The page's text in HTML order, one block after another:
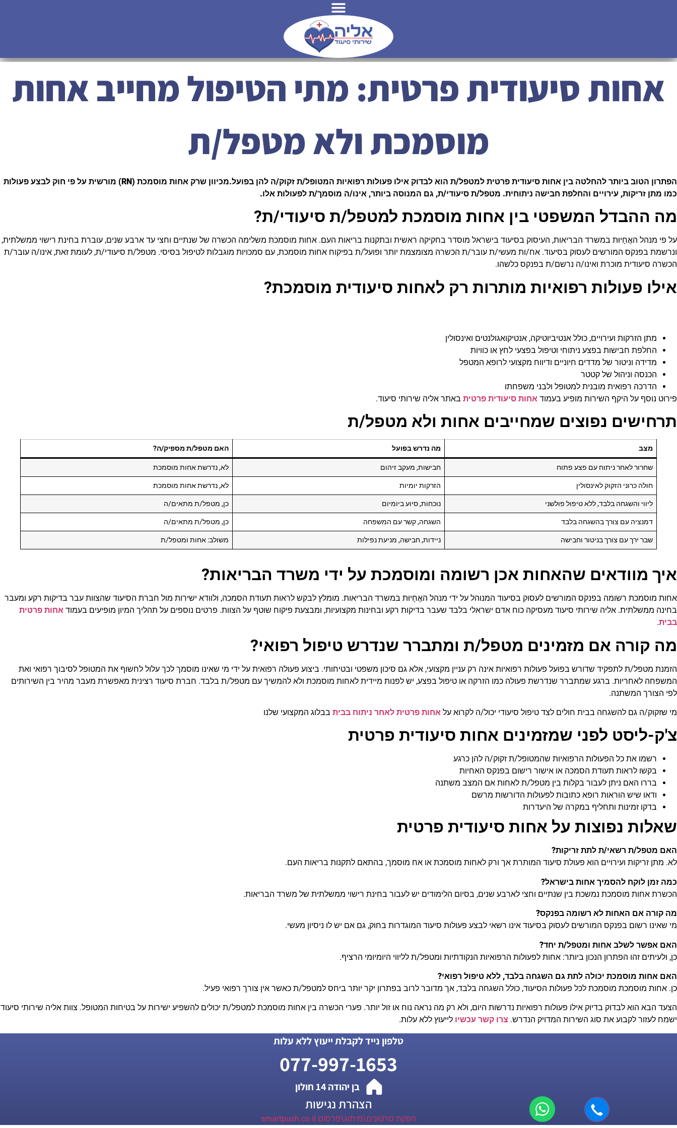
אחות סיעודית פרטית: מתי הטיפול מחייב אחות
מוסמכת ולא מטפל/ת
הפתרון הטוב ביותר להחלטה בין אחות סיעודית פרטית למטפל/ת הוא לבדוק אילו פעולות רפואיות המטופל/ת זקוק/ה להן בפועל.
מכיוון שרק אחות מוסמכת (RN) מורשית על פי חוק לבצע פעולות
כמו מתן זריקות, עירויים והחלפת חבישה ניתוחית. מטפל/ת סיעודי/ת, גם המנוסה ביותר, אינו/ה מוסמך/ת לפעולות אלו.
מה ההבדל המשפטי בין אחות מוסמכת למטפל/ת סיעודי/ת?
על פי מנהל האֲחָיוּת במשרד הבריאות, העיסוק בסיעוד בישראל מוסדר בחקיקה ראשית ובתקנות בריאות העם. אחות מוסמכת משלימה הכשרה של שנתיים וחצי עד ארבע שנים, עוברת בחינת רישוי ממשלתית,
ונרשמת בפנקס המורשים לעסוק בסיעוד. אח/ות מעשי/ת עובר/ת הכשרה מצומצמת יותר ופועל/ת בפיקוח אחות מוסמכת, עם סמכויות מוגבלות לטיפול בסיסי. מטפל/ת סיעודי/ת, לעומת זאת, אינו/ה עובר/ת
הכשרה סיעודית מוכרת ואינו/ה נרשם/ת בפנקס כלשהו.
אילו פעולות רפואיות מותרות רק לאחות סיעודית מוסמכת?
מתן הזרקות ועירויים, כולל אנטיביוטיקה, אנטיקואגולנטים ואינסולין
החלפת חבישות בפצע ניתוחי וטיפול בפצעי לחץ או כוויות
מדידה וניטור של מדדים חיוניים ודיווח מקצועי לרופא המטפל
הכנסה וניהול של קטטר
הדרכה רפואית מובנית למטופל ולבני משפחתו
פירוט נוסף על היקף השירות מופיע בעמוד אחות סיעודית פרטית באתר אליה שירותי סיעוד.
תרחישים נפוצים שמחייבים אחות ולא מטפל/ת
מצב מה נדרש בפועל האם מטפל/ת מספיק/ה?
שחרור לאחר ניתוח עם פצע פתוח חבישות, מעקב זיהום לא, נדרשת אחות מוסמכת
חולה כרוני הזקוק לאינסולין הזרקות יומיות לא, נדרשת אחות מוסמכת
ליווי והשגחה בלבד, ללא טיפול פולשני נוכחות, סיוע ביומיום כן, מטפל/ת מתאים/ה
דמנציה עם צורך בהשגחה בלבד השגחה, קשר עם המשפחה כן, מטפל/ת מתאים/ה
שבר ירך עם צורך בניטור וחבישה ניידות, חבישה, מניעת נפילות משולב: אחות ומטפל/ת
איך מוודאים שהאחות אכן רשומה ומוסמכת על ידי משרד הבריאות?
אחות מוסמכת רשומה בפנקס המורשים לעסוק בסיעוד המנוהל על ידי מנהל האֲחָיוּת במשרד הבריאות. מומלץ לבקש לראות תעודת הסמכה, ולוודא ישירות מול חברת הסיעוד שהצוות עבר בדיקות רקע ומעבר
בחינה ממשלתית. אליה שירותי סיעוד מעסיקה כוח אדם ישראלי בלבד שעבר בדיקות רקע ובחינות מקצועיות, ומבצעת פיקוח שוטף על הצוות. פרטים נוספים על תהליך המיון מופיעים בעמוד אחות פרטית
בבית.
מה קורה אם מזמינים מטפל/ת ומתברר שנדרש טיפול רפואי?
הזמנת מטפל/ת לתפקיד שדורש בפועל פעולות רפואיות אינה רק עניין מקצועי, אלא גם סיכון משפטי ובטיחותי. ביצוע פעולה רפואית על ידי מי שאינו מוסמך לכך עלול לחשוף את המטופל לסיבוך רפואי ואת
המשפחה לאחריות. ברגע שמתברר שנדרשת פעולה כמו הזרקה או טיפול בפצע, יש לפנות מיידית לאחות מוסמכת ולא להמשיך עם מטפל/ת בלבד. חברת סיעוד רצינית מאפשרת מעבר מהיר בין השירותים
לפי הצורך המשתנה.
מי שזקוק/ה גם להשגחה בבית חולים לצד טיפול סיעודי יכול/ה לקרוא על אחות פרטית לאחר ניתוח בבית בבלוג המקצועי שלנו
צ'ק-ליסט לפני שמזמינים אחות סיעודית פרטית
רשמו את כל הפעולות הרפואיות שהמטופל/ת זקוק/ה להן כרגע
בקשו לראות תעודת הסמכה או אישור רישום בפנקס האחיות
בררו האם ניתן לעבור בקלות בין מטפל/ת לאחות אם המצב משתנה
ודאו שיש הוראות רופא כתובות לפעולות הדורשות מרשם
בדקו זמינות ותחליף במקרה של היעדרות
שאלות נפוצות על אחות סיעודית פרטית
האם מטפל/ת רשאי/ת לתת זריקות?
לא. מתן זריקות ועירויים הוא פעולת סיעוד המותרת אך ורק לאחות מוסמכת או אח מוסמך, בהתאם לתקנות בריאות העם.
כמה זמן לוקח להסמיך אחות בישראל?
הכשרת אחות מוסמכת נמשכת בין שנתיים וחצי לארבע שנים, בסיום הלימודים יש לעבור בחינת רישוי ממשלתית של משרד הבריאות.
מה קורה אם האחות לא רשומה בפנקס?
מי שאינו רשום בפנקס המורשים לעסוק בסיעוד אינו רשאי לבצע פעולות סיעוד המוגדרות בחוק, גם אם יש לו ניסיון מעשי.
האם אפשר לשלב אחות ומטפל/ת יחד?
כן, ולעיתים זהו הפתרון הנכון ביותר: אחות לפעולות הרפואיות הנקודתיות ומטפל/ת לליווי היומיומי הרציף.
האם אחות מוסמכת יכולה לתת גם השגחה בלבד, ללא טיפול רפואי?
כן. אחות מוסמכת מוסמכת לכל פעולות הסיעוד, כולל השגחה בלבד, אך מדובר לרוב בפתרון יקר יותר ביחס למטפל/ת כאשר אין צורך רפואי פעיל.
הצעד הבא הוא לבדוק בדיוק אילו פעולות רפואיות נדרשות היום, ולא רק מה נראה נוח או זול יותר. פערי הכשרה בין אחות מוסמכת למטפל/ת יכולים להשפיע ישירות על בטיחות המטופל. צוות אליה שירותי סיעוד
ישמח לעזור לקבוע את סוג השירות המדויק הנדרש. צרו קשר עכשיו לייעוץ ללא עלות.
טלפון נייד לקבלת ייעוץ ללא עלות
077-997-1653
בן יהודה 14 חולון
הצהרת נגישות
הפקת סרטונים\מיתוג\פרסום smartpush.co.il